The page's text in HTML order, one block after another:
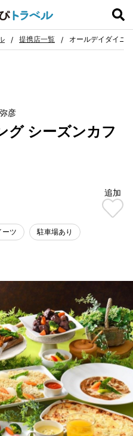
提携店一覧 オールデイダイニ
彦
グ シーズンカフ
追加
ーツ 駐車場あり